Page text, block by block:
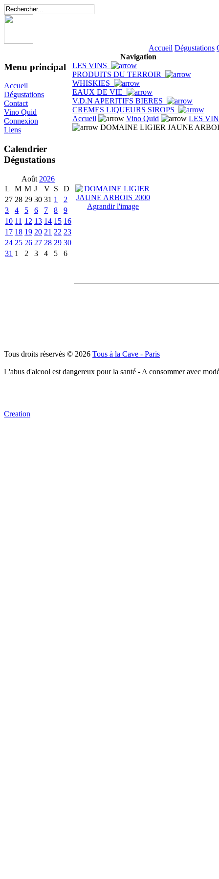
Accueil Dégustations
Menu principal
Accueil
Dégustations
Contact
Vino Quid
Connexion
Liens
Calendrier
Dégustations
Août 2026
L
M M J V S
D
27 28 29 30 31 1
2
3
4 5 6 7 8
9
10 11 12 13 14 15 16
17 18 19 20 21 22 23
24 25 26 27 28 29 30
31 1 2 3 4 5 6
Navigation
LES VINS
PRODUITS DU TERROIR
WHISKIES
EAUX DE VIE
V.D.N APERITIFS BIERES
CREMES LIQUEURS SIROPS
Accueil
Vino Quid
LES
DOMAINE LIGIER JAUNE
Agrandir l'image
Tous droits réservés © 2026 Tous à la Cave - Paris
L'abus d'alcool est dangereux pour la santé - A consommer avec
Creation